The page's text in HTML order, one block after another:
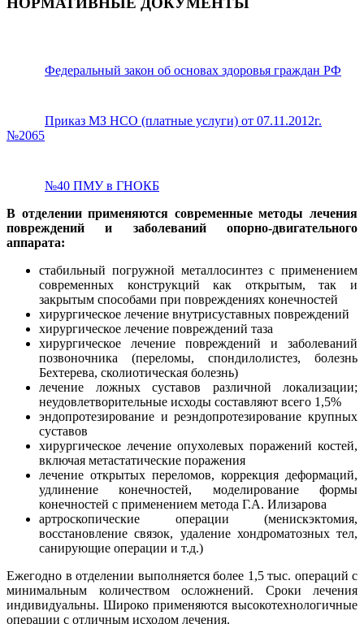
Федеральный закон об основах здоровья граждан РФ
Приказ МЗ НСО (платные услуги) от 07.11.2012г.
№2065
№40 ПМУ в ГНОКБ
В отделении применяются современные методы лечения
повреждений и заболеваний опорно-двигательного
аппарата:
стабильный погружной металлосинтез с применением
современных конструкций как открытым, так и
закрытым способами при повреждениях конечностей
хирургическое лечение внутрисуставных повреждений
хирургическое лечение повреждений таза
хирургическое лечение повреждений и заболеваний
позвоночника (переломы, спондилолистез, болезнь
Бехтерева, сколиотическая болезнь)
лечение ложных суставов различной локализации;
неудовлетворительные исходы составляют всего 1,5%
эндопротезирование и реэндопротезирование крупных
суставов
хирургическое лечение опухолевых поражений костей,
включая метастатические поражения
лечение открытых переломов, коррекция деформаций,
удлинение конечностей, моделирование формы
конечностей с применением метода Г.А. Илизарова
артроскопические операции (менискэктомия,
восстановление связок, удаление хондроматозных тел,
санирующие операции и т.д.)
Ежегодно в отделении выполняется более 1,5 тыс. операций с
минимальным количеством осложнений. Сроки лечения
индивидуальны. Широко применяются высокотехнологичные
операции с отличным исходом лечения.